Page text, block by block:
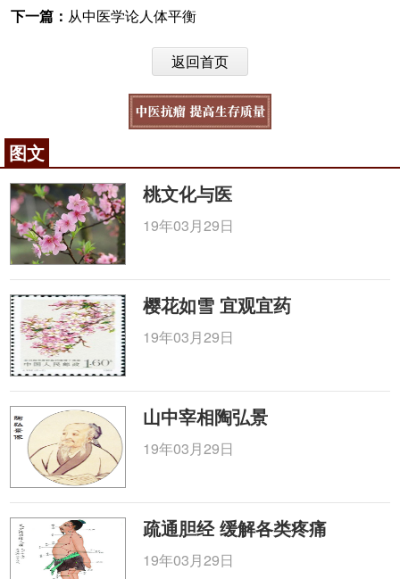
下一篇： 从中医学论人体平衡
返回首页
图文
桃文化与医
19年03月29日
樱花如雪 宜观宜药
19年03月29日
山中宰相陶弘景
19年03月29日
疏通胆经 缓解各类疼痛
19年03月29日